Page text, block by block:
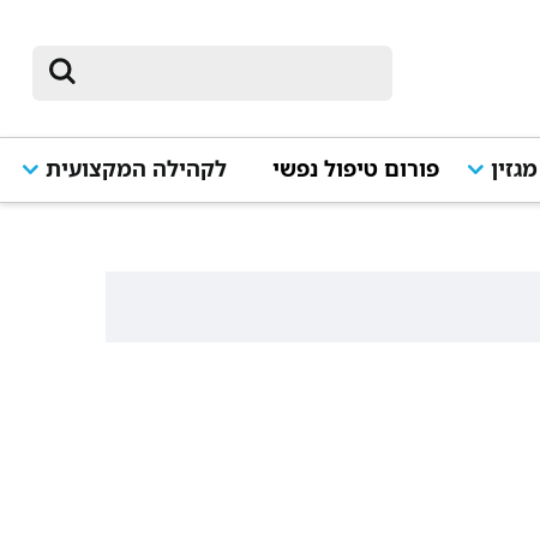
מגזין פורום טיפול נפשי לקהילה המקצועית